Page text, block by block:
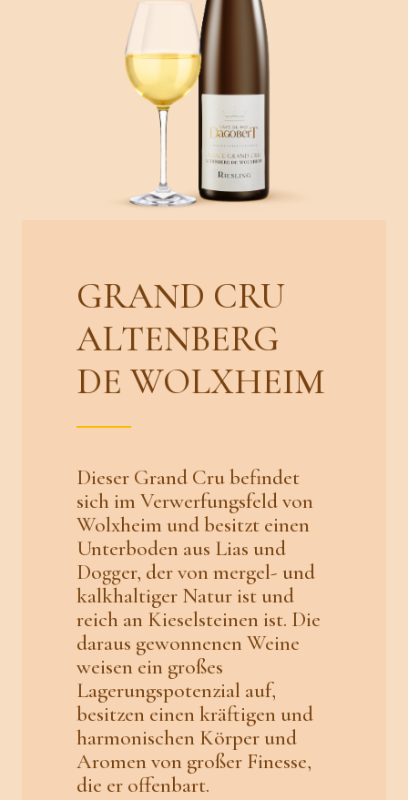
GRAND CRU
ALTENBERG
DE WOLXHEIM
Dieser Grand Cru befindet
sich im Verwerfungsfeld von
Wolxheim und besitzt einen
Unterboden aus Lias und
Dogger, der von mergel- und
kalkhaltiger Natur ist und
reich an Kieselsteinen ist. Die
daraus gewonnenen Weine
weisen ein großes
Lagerungspotenzial auf,
besitzen einen kräftigen und
harmonischen Körper und
Aromen von großer Finesse,
die er offenbart.